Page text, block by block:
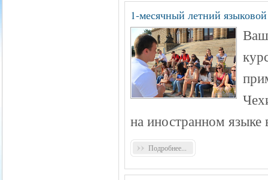
1-месячный летний
на иностранном языке
Подробнее...